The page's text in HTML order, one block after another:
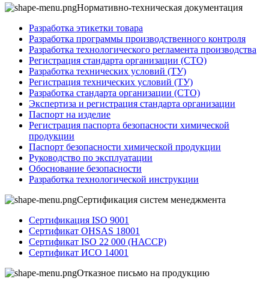
Нормативно-техническая документация
Разработка этикетки товара
Разработка программы производственного контроля
Разработка технологического регламента производства
Регистрация стандарта организации (СТО)
Разработка технических условий (ТУ)
Регистрация технических условий (ТУ)
Разработка стандарта организации (СТО)
Экспертиза и регистрация стандарта организации
Паспорт на изделие
Регистрация паспорта безопасности химической
продукции
Паспорт безопасности химической продукции
Руководство по эксплуатации
Обоснование безопасности
Разработка технологической инструкции
Сертификация систем менеджмента
Сертификация ISO 9001
Сертификат OHSAS 18001
Сертификат ISO 22 000 (НАССР)
Сертификат ИСО 14001
Отказное письмо на продукцию